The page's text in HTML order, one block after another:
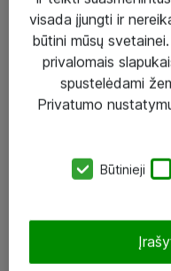
Sprendimai
Įgyvendinti projektai
Atea ekspertų patarimai
eShop@atea.lt
visada įjungti ir
būtini mūsų
privalomais
spustelėdami
Privatumo
Būtinieji